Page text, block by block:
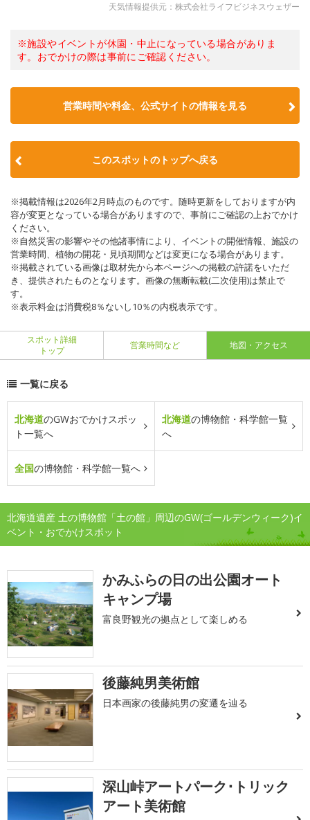
天気情報提供元：株式会社ライフビジネスウェザー
※施設やイベントが休園・中止になっている場合がありま
す。おでかけの際は事前にご確認ください。
営業時間や料金、公式サイトの情報を見る
このスポットのトップへ戻る
※掲載情報は2026年2月時点のものです。随時更新をしておりますが内
容が変更となっている場合がありますので、事前にご確認の上おでかけ
ください。
※自然災害の影響やその他諸事情により、イベントの開催情報、施設の
営業時間、植物の開花・見頃期間などは変更になる場合があります。
※掲載されている画像は取材先から本ページへの掲載の許諾をいただ
き、提供されたものとなります。画像の無断転載(二次使用)は禁止で
す。
※表示料金は消費税8％ないし10％の内税表示です。
スポット詳細
トップ
営業時間など 地図・アクセス
一覧に戻る
北海道のGWおでかけスポッ
ト一覧へ
北海道の博物館・科学館一覧
へ
全国の博物館・科学館一覧へ
北海道遺産 土の博物館「土の館」周辺のGW(ゴールデンウィーク)イ
ベント・おでかけスポット
かみふらの日の出公園オート
キャンプ場
富良野観光の拠点として楽しめる
後藤純男美術館
日本画家の後藤純男の変遷を辿る
深山峠アートパーク･トリック
アート美術館